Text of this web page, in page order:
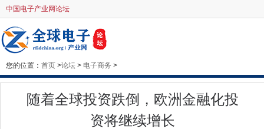
中国电子产业网论坛
您的位置： 首页 >论坛 > 电子商务 >
随着全球投资跌倒，欧洲金融化投
资将继续增长